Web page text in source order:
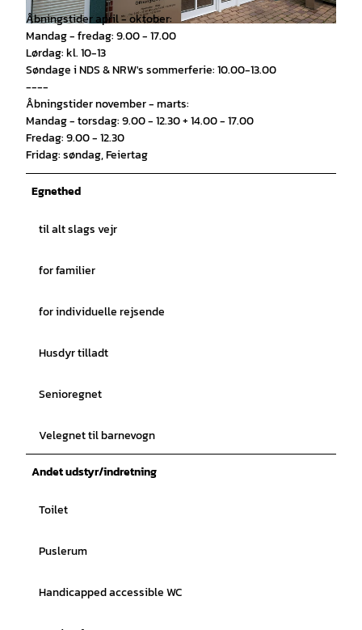
© Otterndorf Marketing GmbH | CC-BY
Åbningstider april - oktober:
Mandag - fredag: 9.00 - 17.00
Lørdag: kl. 10-13
Søndage i NDS & NRW's sommerferie: 10.00-13.00
----
Åbningstider november - marts:
Mandag - torsdag: 9.00 - 12.30 + 14.00 - 17.00
Fredag: 9.00 - 12.30
Fridag: søndag, Feiertag
Egnethed
til alt slags vejr
for familier
for individuelle rejsende
Husdyr tilladt
Senioregnet
Velegnet til barnevogn
Andet udstyr/indretning
Toilet
Puslerum
Handicapped accessible WC